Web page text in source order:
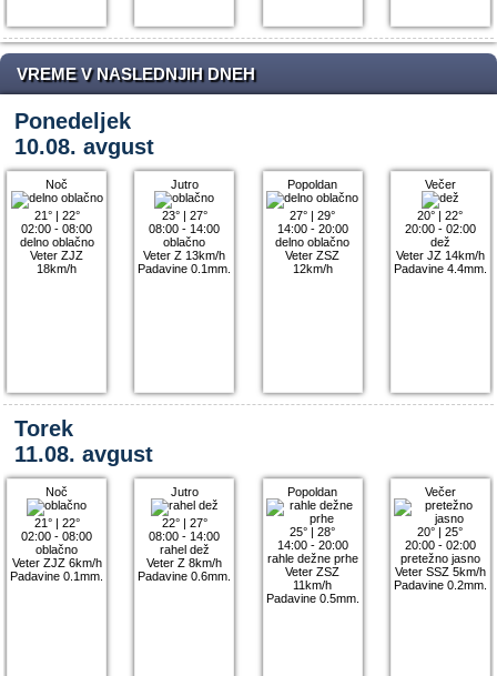
VREME V NASLEDNJIH DNEH
Ponedeljek
10.08. avgust
Noč
21°| 22°
02:00 - 08:00
delno oblačno
Veter ZJZ
18km/h
Jutro
23°| 27°
08:00 - 14:00
oblačno
Veter Z 13km/h
Padavine 0.1mm.
Popoldan
27° |29°
14:00 - 20:00
delno oblačno
Veter ZSZ
12km/h
Večer
20° |22°
20:00 - 02:00
dež
Veter JZ 14km/h
Padavine 4.4mm.
Torek
11.08. avgust
Noč
21°| 22°
02:00 - 08:00
oblačno
Veter ZJZ 6km/h
Padavine 0.1mm.
Jutro
22°| 27°
08:00 - 14:00
rahel dež
Veter Z 8km/h
Padavine 0.6mm.
Popoldan
25° |28°
14:00 - 20:00
rahle dežne prhe
Veter ZSZ
11km/h
Padavine 0.5mm.
Večer
20° |25°
20:00 - 02:00
pretežno jasno
Veter SSZ 5km/h
Padavine 0.2mm.